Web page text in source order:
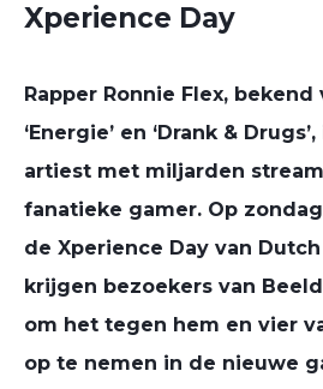
Xperience Day
Rapper Ronnie Flex, bekend
‘Energie’ en ‘Drank &
artiest met miljarden
fanatieke gamer. Op
de Xperience Day van
krijgen bezoekers van
om het tegen hem en vier
op te nemen in de nieuwe